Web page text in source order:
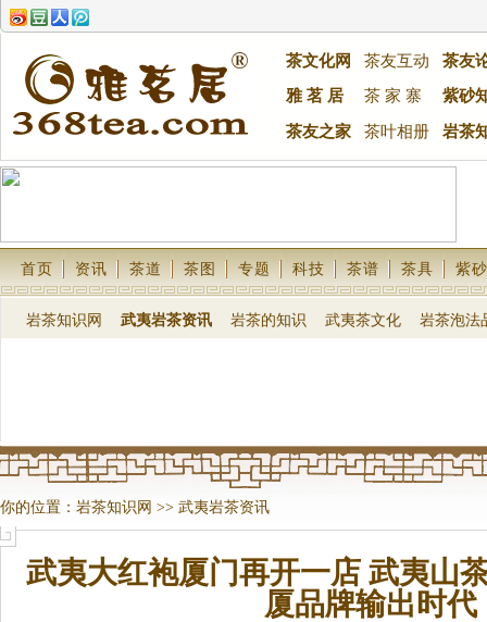
茶文化网 茶友互动
茶友
雅 茗 居
茶 家 寨 紫砂
茶友之家 茶叶相册 岩茶
首页 资讯 茶道 茶图 专题 科技 茶谱 茶具 紫砂
岩茶知识网 武夷岩茶资讯 岩茶的知识 武夷茶文化 岩茶泡法
你的位置： 岩茶知识网 >> 武夷岩茶资讯
武夷大红袍厦门再开一店 武夷山
厦品牌输出时代